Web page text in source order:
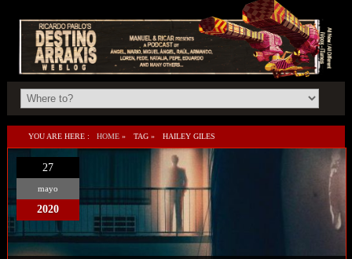
YOU ARE HERE : HOME » TAG » HAILEY GILES
27
mayo
2020